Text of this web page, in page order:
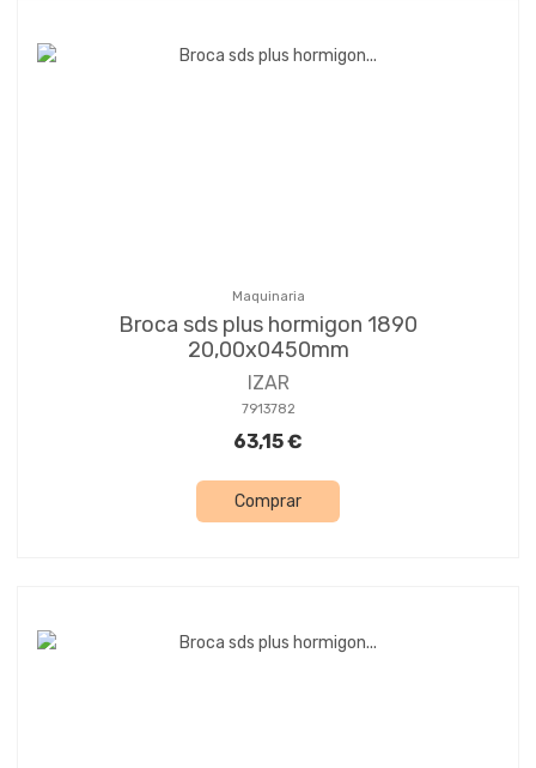
Maquinaria
Broca sds plus hormigon 1890
20,00x0450mm
IZAR
7913782
63,15 €
Comprar